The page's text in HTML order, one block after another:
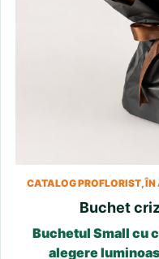
CATALOG PROFLORIST,
Buchet
Buchetul Small cu
alegere